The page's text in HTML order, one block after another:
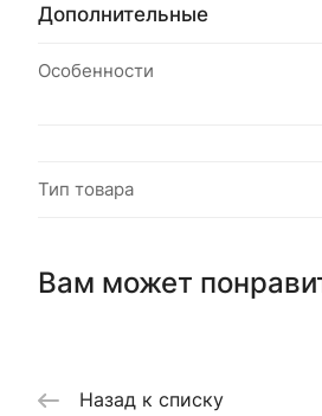
Дополнительные
Особенности
Тип товара
Вам может
Назад к списку